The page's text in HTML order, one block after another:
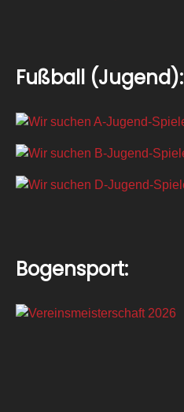
Fußball (Jugend):
Bogensport: